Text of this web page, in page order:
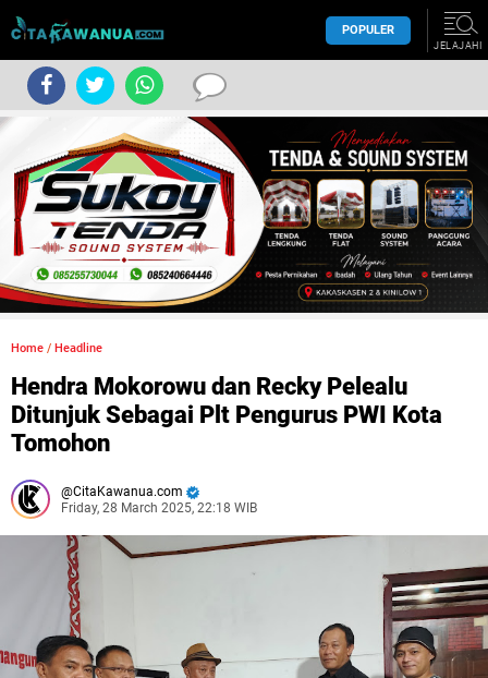
POPULER
JELAJAHI
Home / Headline
Hendra Mokorowu dan Recky Pelealu
Ditunjuk Sebagai Plt Pengurus PWI Kota
Tomohon
CitaKawanua.com
Friday, 28 March 2025, 22:18 WIB